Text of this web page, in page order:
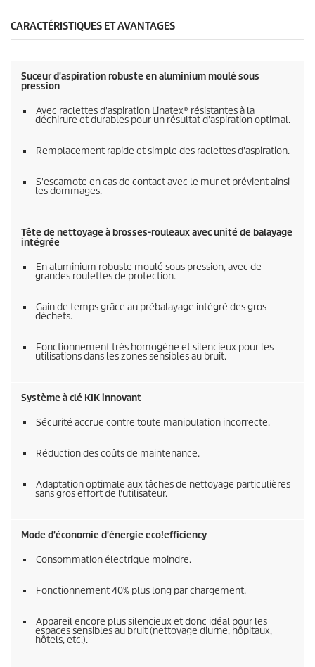
CARACTÉRISTIQUES ET AVANTAGES
Suceur d'aspiration robuste en aluminium moulé sous
pression
Avec raclettes d'aspiration Linatex® résistantes à la
déchirure et durables pour un résultat d'aspiration optimal.
Remplacement rapide et simple des raclettes d'aspiration.
S'escamote en cas de contact avec le mur et prévient ainsi
les dommages.
Tête de nettoyage à brosses-rouleaux avec unité de balayage
intégrée
En aluminium robuste moulé sous pression, avec de
grandes roulettes de protection.
Gain de temps grâce au prébalayage intégré des gros
déchets.
Fonctionnement très homogène et silencieux pour les
utilisations dans les zones sensibles au bruit.
Système à clé KIK innovant
Sécurité accrue contre toute manipulation incorrecte.
Réduction des coûts de maintenance.
Adaptation optimale aux tâches de nettoyage particulières
sans gros effort de l'utilisateur.
Mode d'économie d'énergie eco!efficiency
Consommation électrique moindre.
Fonctionnement 40% plus long par chargement.
Appareil encore plus silencieux et donc idéal pour les
espaces sensibles au bruit (nettoyage diurne, hôpitaux,
hôtels, etc.).